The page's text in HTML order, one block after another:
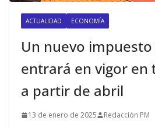
ACTUALIDAD ECONOMÍA
Un nuevo
entrará en vigor en
a partir de abril
13 de enero de 2025 Redacción PM